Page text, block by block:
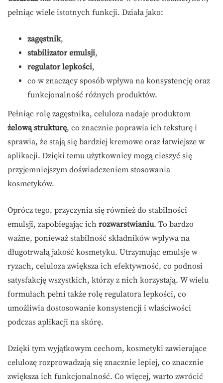
pełniąc wiele istotnych funkcji. Działa jako:
zagęstnik,
stabilizator emulsji,
regulator lepkości,
co w znaczący sposób wpływa na konsystencję oraz
funkcjonalność różnych produktów.
Pełniąc rolę zagęstnika, celuloza nadaje produktom
żelową strukturę, co znacznie poprawia ich teksturę i
sprawia, że stają się bardziej kremowe oraz łatwiejsze w
aplikacji. Dzięki temu użytkownicy mogą cieszyć się
przyjemniejszym doświadczeniem stosowania
kosmetyków.
Oprócz tego, przyczynia się również do stabilności
emulsji, zapobiegając ich rozwarstwianiu. To bardzo
ważne, ponieważ stabilność składników wpływa na
długotrwałą jakość kosmetyku. Utrzymując emulsje w
ryzach, celuloza zwiększa ich efektywność, co podnosi
satysfakcję wszystkich, którzy z nich korzystają. W wielu
formułach pełni także rolę regulatora lepkości, co
umożliwia dostosowanie konsystencji i właściwości
podczas aplikacji na skórę.
Dzięki tym wyjątkowym cechom, kosmetyki zawierające
celulozę rozprowadzają się znacznie lepiej, co znacznie
zwiększa ich funkcjonalność. Co więcej, warto zwrócić